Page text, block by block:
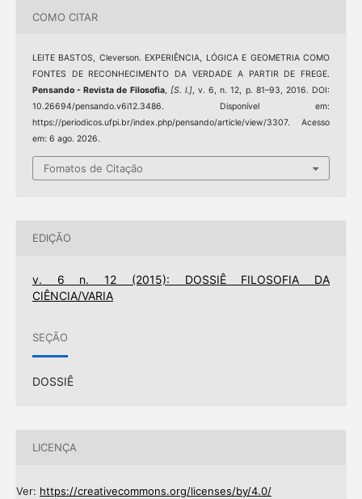
COMO CITAR
LEITE BASTOS, Cleverson. EXPERIÊNCIA, LÓGICA E GEOMETRIA COMO
FONTES DE RECONHECIMENTO DA VERDADE A PARTIR DE FREGE.
Pensando - Revista de Filosofia, [S. l.], v. 6, n. 12, p. 81–93, 2016. DOI:
10.26694/pensando.v6i12.3486. Disponível em:
https://periodicos.ufpi.br/index.php/pensando/article/view/3307. Acesso
em: 6 ago. 2026.
Fomatos de Citação
EDIÇÃO
v. 6 n. 12 (2015): DOSSIÊ FILOSOFIA DA
CIÊNCIA/VARIA
SEÇÃO
DOSSIÊ
LICENÇA
Ver: https://creativecommons.org/licenses/by/4.0/